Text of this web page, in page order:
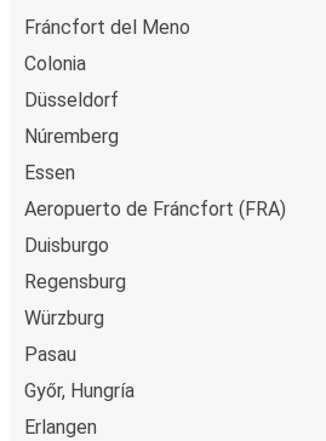
Fráncfort del Meno
Colonia
Düsseldorf
Núremberg
Essen
Aeropuerto de Fráncfort (FRA)
Duisburgo
Regensburg
Würzburg
Pasau
Győr, Hungría
Erlangen